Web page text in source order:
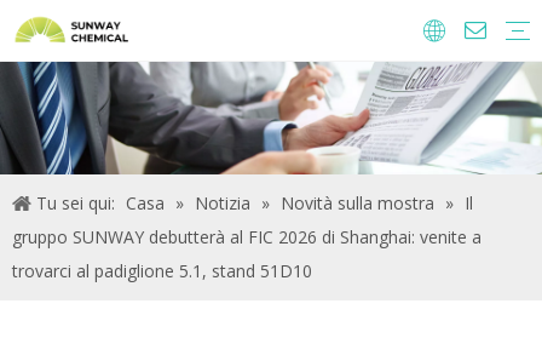
Tu sei qui: Casa » Notizia » Novità sulla mostra » Il
gruppo SUNWAY debutterà al FIC 2026 di Shanghai: venite a
trovarci al padiglione 5.1, stand 51D10